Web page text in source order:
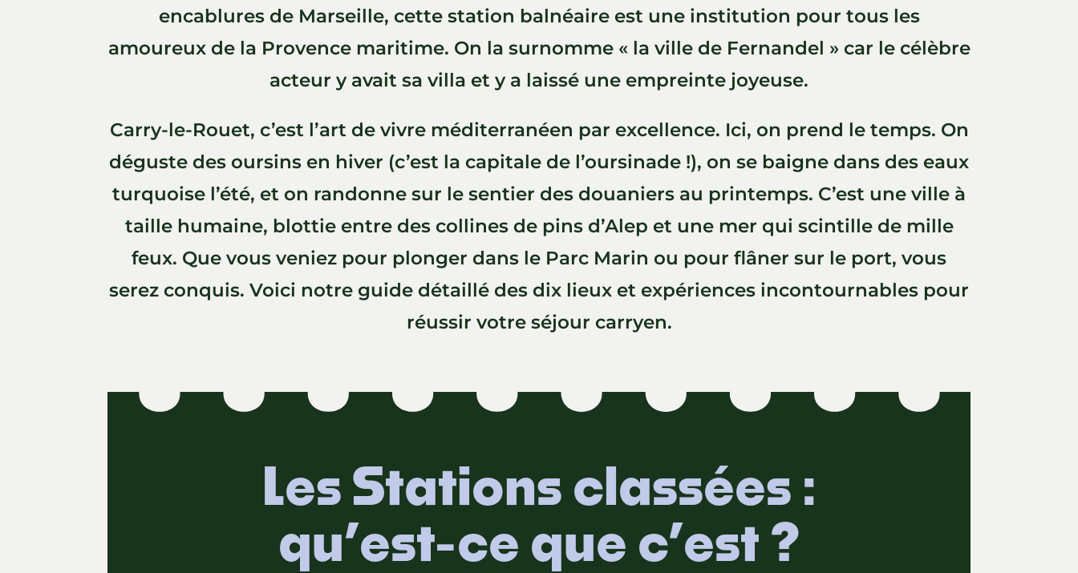
encablures de Marseille, cette station balnéaire est une institution pour tous les
amoureux de la Provence maritime. On la surnomme « la ville de Fernandel » car le célèbre
acteur y avait sa villa et y a laissé une empreinte joyeuse.
Carry-le-Rouet, c’est l’art de vivre méditerranéen par excellence. Ici, on prend le temps. On
déguste des oursins en hiver (c’est la capitale de l’oursinade !), on se baigne dans des eaux
turquoise l’été, et on randonne sur le sentier des douaniers au printemps. C’est une ville à
taille humaine, blottie entre des collines de pins d’Alep et une mer qui scintille de mille
feux. Que vous veniez pour plonger dans le Parc Marin ou pour flâner sur le port, vous
serez conquis. Voici notre guide détaillé des dix lieux et expériences incontournables pour
réussir votre séjour carryen.
Les Stations classées :
qu’est-ce que c’est ?